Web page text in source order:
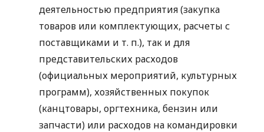
деятельностью предприятия (закупка
товаров или комплектующих, расчеты с
поставщиками и т. п.), так и для
представительских расходов
(официальных мероприятий, культурных
программ), хозяйственных покупок
(канцтовары, оргтехника, бензин или
запчасти) или расходов на командировки